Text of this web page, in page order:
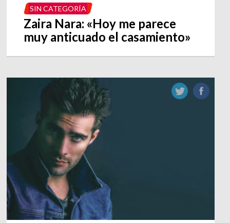
SIN CATEGORÍA
Zaira Nara: «Hoy me parece
muy anticuado el casamiento»